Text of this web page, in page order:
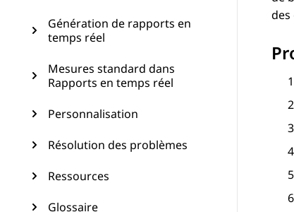
Génération de rapports en
temps réel
Mesures standard dans
Rapports en temps réel
Personnalisation
Résolution des problèmes
Ressources
Glossaire
des